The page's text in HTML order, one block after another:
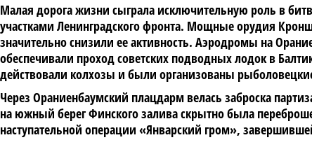
Малая дорога жизни сыграла исключительную роль в
участками Ленинградского фронта. Мощные орудия
значительно снизили ее активность. Аэродромы на
обеспечивали проход советских подводных лодок в
действовали колхозы и были организованы
Через Ораниенбаумский плацдарм велась заброска
на южный берег Финского залива скрытно была
наступательной операции «Январский гром»,